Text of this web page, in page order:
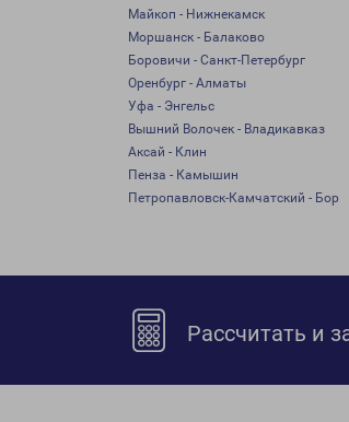
Майкоп - Нижнекамск
Моршанск - Балаково
Боровичи - Санкт-Петербург
Оренбург - Алматы
Уфа - Энгельс
Вышний Волочек - Владикавказ
Аксай - Клин
Пенза - Камышин
Петропавловск-Камчатский - Бор
Рассчитать и